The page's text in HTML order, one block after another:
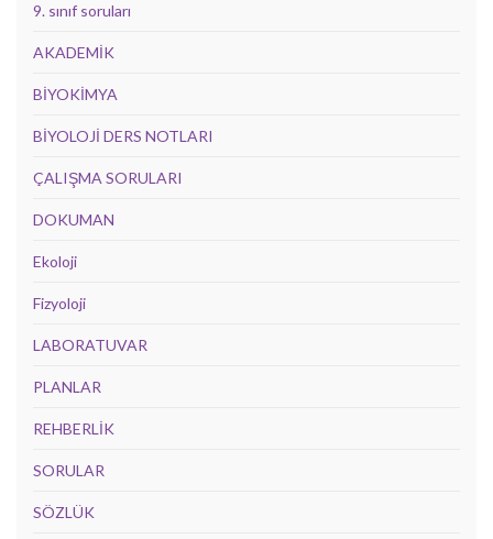
9. sınıf soruları
AKADEMİK
BİYOKİMYA
BİYOLOJİ DERS NOTLARI
ÇALIŞMA SORULARI
DOKUMAN
Ekoloji
Fizyoloji
LABORATUVAR
PLANLAR
REHBERLİK
SORULAR
SÖZLÜK